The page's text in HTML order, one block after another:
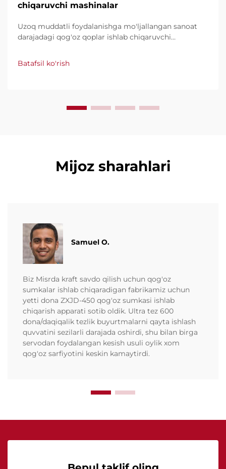
chiqaruvchi mashinalar
Uzoq muddatli foydalanishga mo'ljallangan sanoat
darajadagi qog'oz qoplar ishlab chiqaruvchi
qop ishlab chiqaradi. Butun dunyo tomonidan
ishonchli, foydalanish qulayligi va minimal to'xtashlar
Batafsil ko'rish
Mijoz sharahlari
Samuel O.
Biz Misrda kraft savdo qilish uchun qog'oz
sumkalar ishlab chiqaradigan fabrikamiz uchun
yetti dona ZXJD-450 qog'oz sumkasi ishlab
chiqarish apparati sotib oldik. Ultra tez 600
dona/daqiqalik tezlik buyurtmalarni qayta ishlash
quvvatini sezilarli darajada oshirdi, shu bilan birga
servodan foydalangan kesish usuli oylik xom
qog'oz sarfiyotini keskin kamaytirdi.